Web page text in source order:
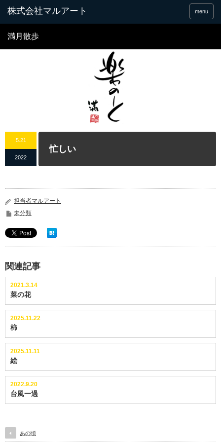
menu
満月散歩
5.21
2022
忙しい
担当者マルアート
未分類
関連記事
2021.3.14
菜の花
2025.11.22
柿
2025.11.11
絵
2022.9.20
台風一過
あの頃